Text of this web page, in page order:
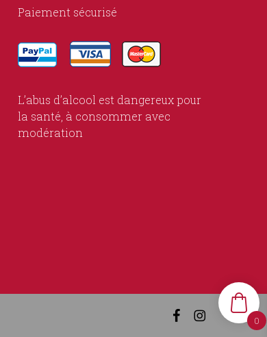
Paiement sécurisé
L’abus d’alcool est dangereux pour
la santé, à consommer avec
modération
facebookinstagram 0